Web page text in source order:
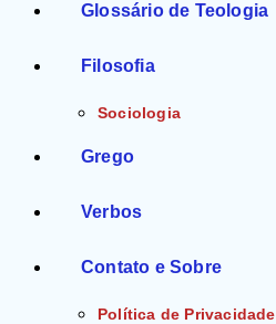
Glossário de Teologia
Filosofia
Sociologia
Grego
Verbos
Contato e Sobre
Política de Privacidade